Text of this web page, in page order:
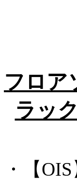
フロア
ラッ
・【